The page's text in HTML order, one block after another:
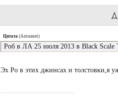
Цитата (Antuanet)
Роб в ЛА 25 июля 2013 в Black Scale
Эх Ро в этих джинсах и толстовки,я